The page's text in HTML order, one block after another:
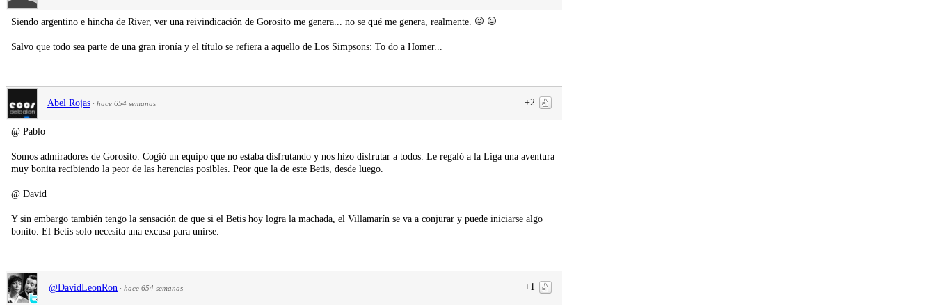
Siendo argentino e hincha de River, ver una reivindicación de Gorosito me genera... no se qué me genera, realmente.
Salvo que todo sea parte de una gran ironía y el título se refiera a aquello de Los Simpsons: To do a Homer...
+2
Abel Rojas · hace 654 semanas
@ Pablo
Somos admiradores de Gorosito. Cogió un equipo que no estaba disfrutando y nos hizo disfrutar a todos. Le regaló a la Liga una aventura
muy bonita recibiendo la peor de las herencias posibles. Peor que la de este Betis, desde luego.
@ David
Y sin embargo también tengo la sensación de que si el Betis hoy logra la machada, el Villamarín se va a conjurar y puede iniciarse algo
bonito. El Betis solo necesita una excusa para unirse.
+1
@DavidLeonRon · hace 654 semanas